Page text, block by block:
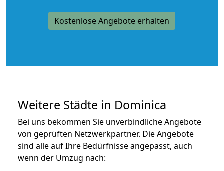
Kostenlose Angebote erhalten
Weitere Städte in Dominica
Bei uns bekommen Sie unverbindliche Angebote
von geprüften Netzwerkpartner. Die Angebote
sind alle auf Ihre Bedürfnisse angepasst, auch
wenn der Umzug nach: